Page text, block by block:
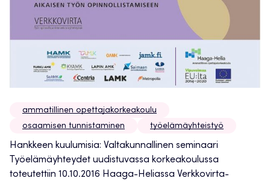
ammatillinen opettajakorkeakoulu
osaamisen tunnistaminen
työelämäyhteistyö
Hankkeen kuulumisia: Valtakunnallinen seminaari
Työelämäyhteydet uudistuvassa korkeakoulussa
toteutettiin 10.10.2016 Haaga-Heliassa Verkkovirta-